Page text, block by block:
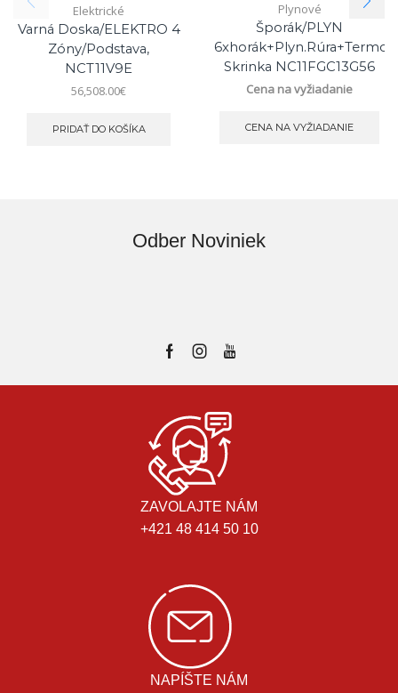
Elektrické
Varná Doska/ELEKTRO 4
Zóny/podstava,
NCT11V9E
56,508.00€
PRIDAŤ DO KOŠÍKA
Plynové
Šporák/PLYN
6xhorák+plyn.rúra+termo
Skrinka NC11FGC13G56
Cena na vyžiadanie
CENA NA VYŽIADANIE
Odber Noviniek
ZAVOLAJTE NÁM
+421 48 414 50 10
NAPÍŠTE NÁM